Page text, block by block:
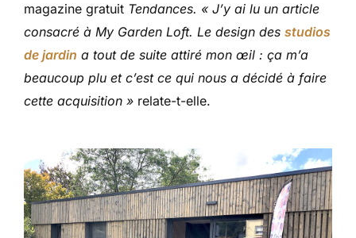
magazine gratuit Tendances. « J’y ai lu un article
consacré à My Garden Loft. Le design des studios
de jardin a tout de suite attiré mon œil : ça m’a
beaucoup plu et c’est ce qui nous a décidé à faire
cette acquisition » relate-t-elle.